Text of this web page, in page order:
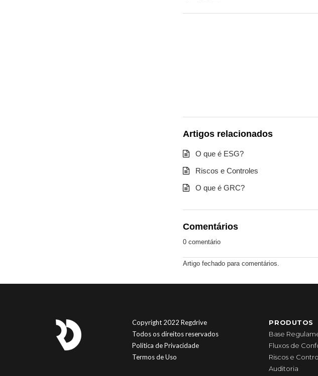
Artigos relacionados
O que é ESG?
Riscos e Controles
O que é GRC?
Comentários
0 comentário
Artigo fechado para comentários.
Copyright 2022 Regdrive
Todos os direitos reservados
Política de Privacidade
Termos de Uso
PRODUTOS
Base
Fluxos de
Riscos e
Auditoria